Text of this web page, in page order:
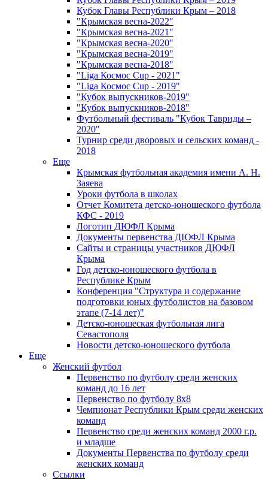
Кубок Главы Республики Крым – 2018
"Крымская весна-2022"
"Крымская весна-2021"
"Крымская весна-2020"
"Крымская весна-2019"
"Крымская весна-2018"
"Liga Космос Cup - 2021"
"Liga Космос Cup - 2019"
"Кубок выпускников-2019"
"Кубок выпускников-2018"
Футбольный фестиваль "Кубок Тавриды –
2020"
Турнир среди дворовых и сельских команд -
2018
Еще
Крымская футбольная академия имени А. Н.
Заяева
Уроки футбола в школах
Отчет Комитета детско-юношеского футбола
КФС - 2019
Логотип ДЮФЛ Крыма
Документы первенства ДЮФЛ Крыма
Сайты и страницы участников ДЮФЛ
Крыма
Год детско-юношеского футбола в
Республике Крым
Конференция "Структура и содержание
подготовки юных футболистов на базовом
этапе (7-14 лет)"
Детско-юношеская футбольная лига
Севастополя
Новости детско-юношеского футбола
Еще
Женский футбол
Первенство по футболу среди женских
команд до 16 лет
Первенство по футболу 8х8
Чемпионат Республики Крым среди женских
команд
Первенство среди женских команд 2000 г.р.
и младше
Документы Первенства по футболу среди
женских команд
Ссылки